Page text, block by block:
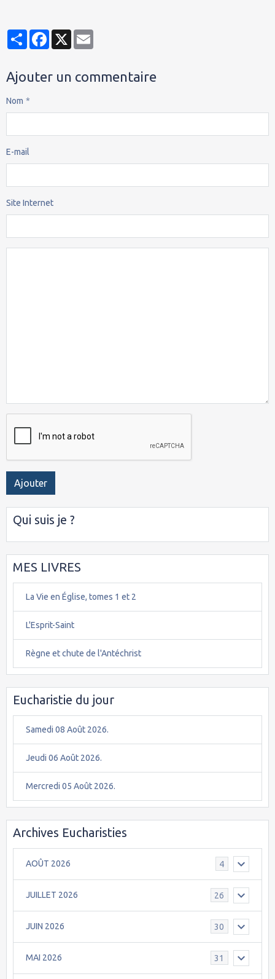
PartagerFacebook
X
Ajouter un commentaire
Nom
E-mail
Site Internet
Ajouter
Qui suis je ?
MES LIVRES
La Vie en Église, tomes 1 et 2
L'Esprit-Saint
Règne et chute de l'Antéchrist
Eucharistie du jour
Samedi 08 Août 2026.
Jeudi 06 Août 2026.
Mercredi 05 Août 2026.
Archives Eucharisties
AOÛT 2026 4
JUILLET 2026 26
JUIN 2026 30
MAI 2026 31